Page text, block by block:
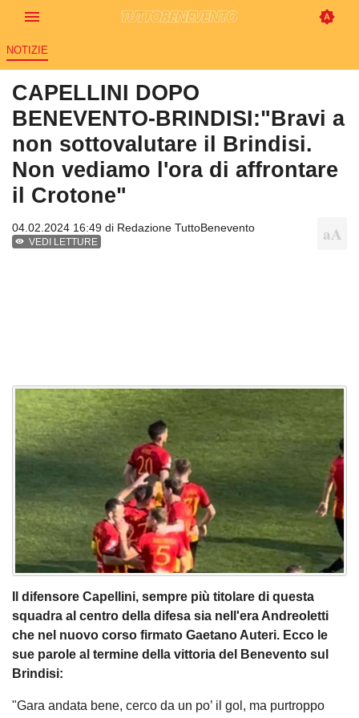
NOTIZIE
CAPELLINI DOPO
BENEVENTO-BRINDISI:"Bravi a
non sottovalutare il Brindisi.
Non vediamo l'ora di affrontare
il Crotone"
04.02.2024 16:49 di Redazione TuttoBenevento
VEDI LETTURE
Il difensore Capellini, sempre più titolare di questa
squadra al centro della difesa sia nell'era Andreoletti
che nel nuovo corso firmato Gaetano Auteri. Ecco le
sue parole al termine della vittoria del Benevento sul
Brindisi:
"Gara andata bene, cerco da un po’ il gol, ma purtroppo